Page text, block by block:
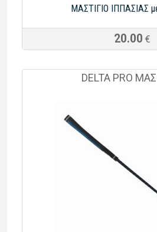
ΜΑΣΤΙΓΙΟ ΙΠΠΑΣΙΑΣ
20.00 €
DELTA PRO